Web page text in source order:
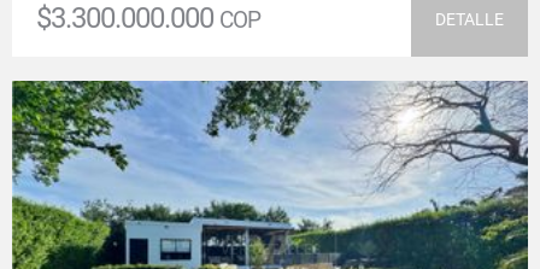
$3.300.000.000 COP DETALLE
VER DETALLES